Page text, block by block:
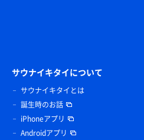
サウナイキタイについて
サウナイキタイとは
誕生時のお話
iPhoneアプリ
Androidアプリ